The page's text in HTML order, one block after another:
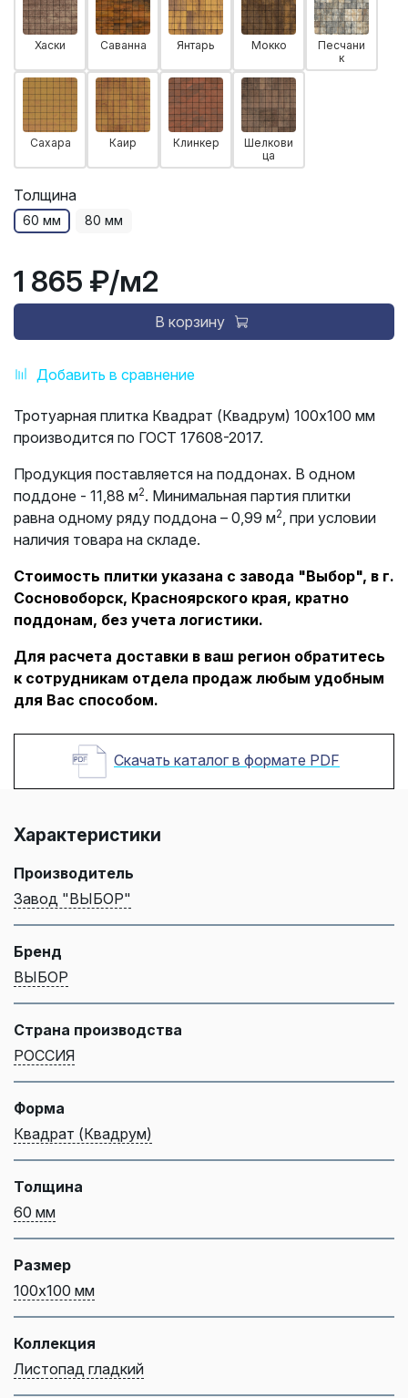
Добавить в сравнение
Хаски Саванна Янтарь Мокко
Песчани
к
Сахара Каир Клинкер
Шелкови
ца
Толщина
60 мм 80 мм
1 865 ₽/м2
В корзину
Тротуарная плитка Квадрат (Квадрум) 100х100 мм
производится по ГОСТ 17608-2017.
Продукция поставляется на поддонах. В одном
поддоне - 11,88 м2. Минимальная партия плитки
равна одному ряду поддона – 0,99 м2 , при условии
наличия товара на складе.
Стоимость плитки указана с завода "Выбор", в г.
Сосновоборск, Красноярского края, кратно
поддонам, без учета логистики.
Для расчета доставки в ваш регион обратитесь
к сотрудникам отдела продаж любым удобным
для Вас способом.
Скачать каталог в формате PDF
Характеристики
Производитель
Завод "ВЫБОР"
Бренд
ВЫБОР
Страна производства
РОССИЯ
Форма
Квадрат (Квадрум)
Толщина
60 мм
Размер
100х100 мм
Коллекция
Листопад гладкий